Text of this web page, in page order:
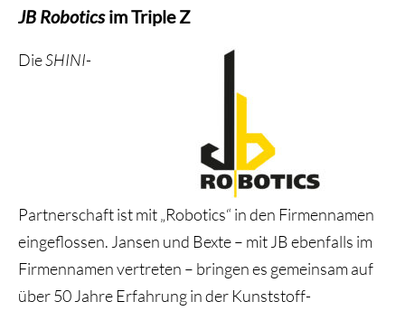
JB Roboticsim Triple Z
DieSHINI-
Partnerschaft ist mit „Robotics“ in den Firmennamen
eingeflossen. Jansen und Bexte – mit JB ebenfalls im
Firmennamen vertreten – bringen es gemeinsam auf
über 50 Jahre Erfahrung in der Kunststoff-